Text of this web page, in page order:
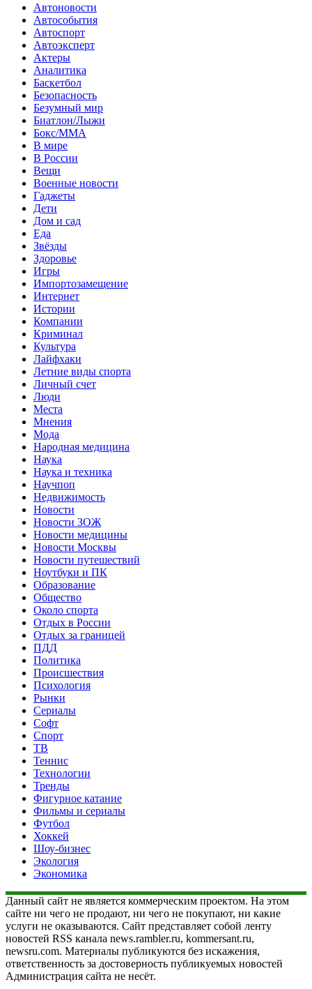
Автоновости
Автособытия
Автоспорт
Автоэксперт
Актеры
Аналитика
Баскетбол
Безопасность
Безумный мир
Биатлон/Лыжи
Бокс/MMA
В мире
В России
Вещи
Военные новости
Гаджеты
Дети
Дом и сад
Еда
Звёзды
Здоровье
Игры
Импортозамещение
Интернет
Истории
Компании
Криминал
Культура
Лайфхаки
Летние виды спорта
Личный счет
Люди
Места
Мнения
Мода
Народная медицина
Наука
Наука и техника
Научпоп
Недвижимость
Новости
Новости ЗОЖ
Новости медицины
Новости Москвы
Новости путешествий
Ноутбуки и ПК
Образование
Общество
Около спорта
Отдых в России
Отдых за границей
ПДД
Политика
Происшествия
Психология
Рынки
Сериалы
Софт
Спорт
ТВ
Теннис
Технологии
Тренды
Фигурное катание
Фильмы и сериалы
Футбол
Хоккей
Шоу-бизнес
Экология
Экономика
Данный сайт не является коммерческим проектом. На этом
сайте ни чего не продают, ни чего не покупают, ни какие
услуги не оказываются. Сайт представляет собой ленту
новостей RSS канала news.rambler.ru, kommersant.ru,
newsru.com. Материалы публикуются без искажения,
ответственность за достоверность публикуемых новостей
Администрация сайта не несёт.